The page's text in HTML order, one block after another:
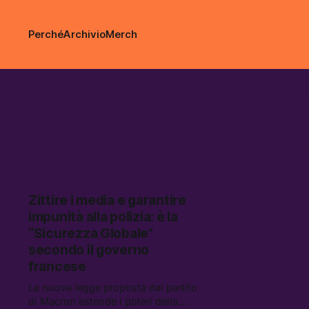
PerchéArchivioMerch
Zittire i media e garantire
impunità alla polizia: è la
“Sicurezza Globale”
secondo il governo
francese
La nuova legge proposta dal partito
di Macron estende i poteri della